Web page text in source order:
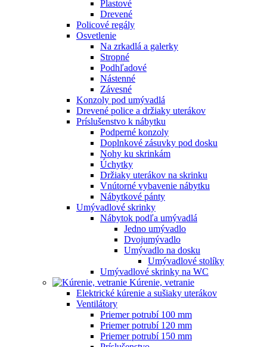
Plastové
Drevené
Policové regály
Osvetlenie
Na zrkadlá a galerky
Stropné
Podhľadové
Nástenné
Závesné
Konzoly pod umývadlá
Drevené police a držiaky uterákov
Príslušenstvo k nábytku
Podperné konzoly
Doplnkové zásuvky pod dosku
Nohy ku skrinkám
Úchytky
Držiaky uterákov na skrinku
Vnútorné vybavenie nábytku
Nábytkové pánty
Umývadlové skrinky
Nábytok podľa umývadlá
Jedno umývadlo
Dvojumývadlo
Umývadlo na dosku
Umývadlové stolíky
Umývadlové skrinky na WC
Kúrenie, vetranie
Elektrické kúrenie a sušiaky uterákov
Ventilátory
Priemer potrubí 100 mm
Priemer potrubí 120 mm
Priemer potrubí 150 mm